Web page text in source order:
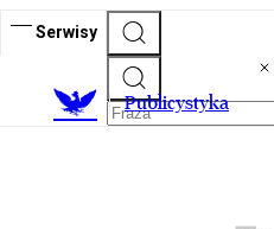
Serwisy
Publicystyka